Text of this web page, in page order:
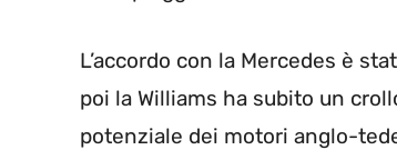
L’accordo con la Mercedes è
poi la Williams ha subito un
potenziale dei motori anglo-